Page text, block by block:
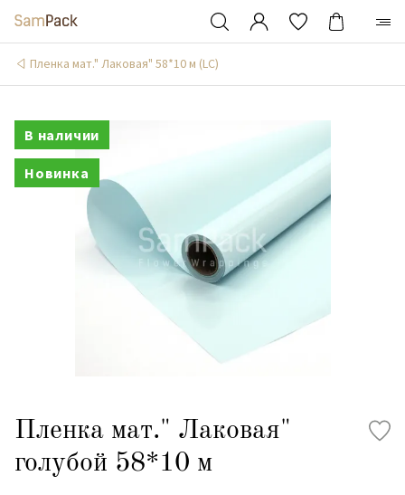
Пленка мат." Лаковая" 58*10 м (LC)
В наличии
Новинка
Пленка мат." Лаковая"
голубой 58*10 м